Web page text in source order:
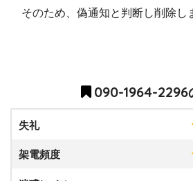
そのため、偽通知と判断し削除し
090-1964-2296
失礼
架電頻度